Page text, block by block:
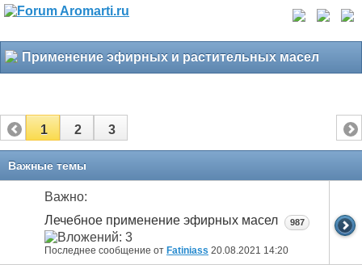
Применение эфирных и растительных масел
1 2 3
Важные темы
Важно:
Лечебное применение эфирных масел
Последнее сообщение от Fatiniass 20.08.2021 14:20
987